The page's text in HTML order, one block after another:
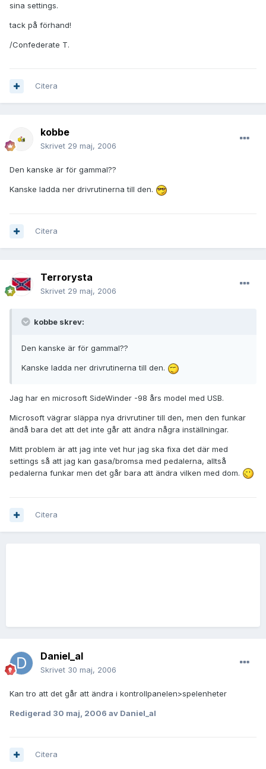
sina settings.
tack på förhand!
/Confederate T.
Citera
kobbe
Skrivet 29 maj, 2006
Den kanske är för gammal??
Kanske ladda ner drivrutinerna till den.
Citera
Terrorysta
Skrivet 29 maj, 2006
kobbe skrev:
Den kanske är för gammal??
Kanske ladda ner drivrutinerna till den.
Jag har en microsoft SideWinder -98 års model med USB.
Microsoft vägrar släppa nya drivrutiner till den, men den funkar
ändå bara det att det inte går att ändra några inställningar.
Mitt problem är att jag inte vet hur jag ska fixa det där med
settings så att jag kan gasa/bromsa med pedalerna, alltså
pedalerna funkar men det går bara att ändra vilken med dom.
Citera
Daniel_al
Skrivet 30 maj, 2006
Kan tro att det går att ändra i kontrollpanelen>spelenheter
Redigerad 30 maj, 2006 av Daniel_al
Citera